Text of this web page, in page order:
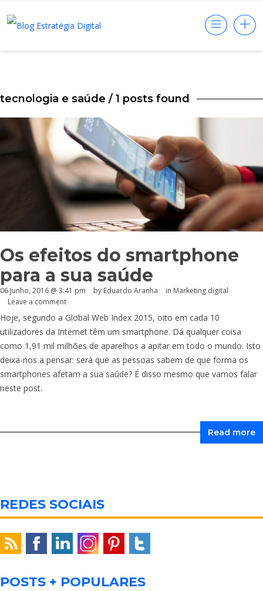
tecnologia e saúde / 1 posts found
Os efeitos do smartphone
para a sua saúde
06 Junho, 2016 @ 3:41 pm by Eduardo Aranha in Marketing digital
Leave a comment
Hoje, segundo a Global Web Index 2015, oito em cada 10
utilizadores da Internet têm um smartphone. Dá qualquer coisa
como 1,91 mil milhões de aparelhos a apitar em todo o mundo. Isto
deixa-nos a pensar: será que as pessoas sabem de que forma os
smartphones afetam a sua saúde? É disso mesmo que vamos falar
neste post.
Read more
REDES SOCIAIS
POSTS + POPULARES